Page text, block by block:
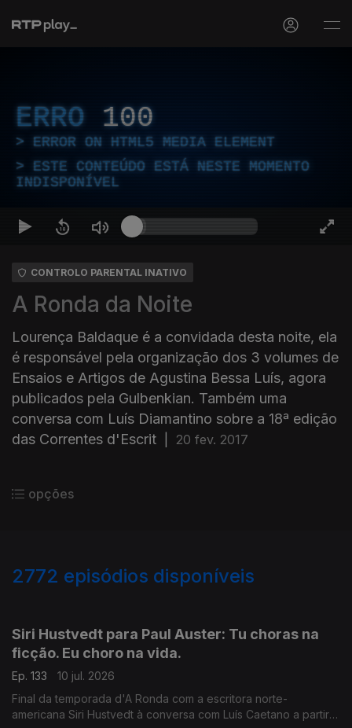
ERRO 100
ERROR ON HTML5 MEDIA ELEMENT
ESTE CONTEÚDO ESTÁ NESTE MOMENTO
INDISPONÍVEL
CONTROLO PARENTAL INATIVO
A Ronda da Noite
Lourença Baldaque é a convidada desta noite, ela
é responsável pela organização dos 3 volumes de
Ensaios e Artigos de Agustina Bessa Luís, agora
publicados pela Gulbenkian. Também uma
conversa com Luís Diamantino sobre a 18ª edição
das Correntes d'Escrit
20 fev. 2017
opções
2772 episódios disponíveis
Siri Hustvedt para Paul Auster: Tu choras na
ficção. Eu choro na vida.
Ep. 133
10 jul. 2026
Final da temporada d'A Ronda com a escritora norte-
americana Siri Hustvedt à conversa com Luís Caetano a partir